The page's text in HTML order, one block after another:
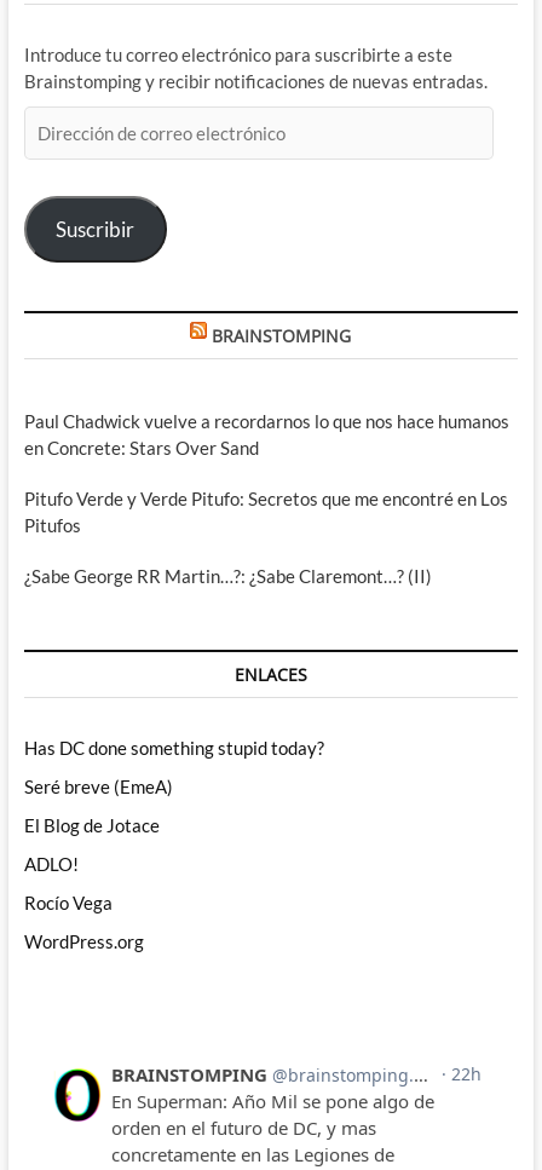
Introduce tu correo electrónico para suscribirte a este
Brainstomping y recibir notificaciones de nuevas entradas.
de
electrónico
Suscribir
BRAINSTOMPING
Paul Chadwick vuelve a recordarnos lo que nos hace humanos
en Concrete: Stars Over Sand
Pitufo Verde y Verde Pitufo: Secretos que me encontré en Los
Pitufos
¿Sabe George RR Martin…?: ¿Sabe Claremont…? (II)
ENLACES
Has DC done something stupid today?
Seré breve (EmeA)
El Blog de Jotace
ADLO!
Rocío Vega
WordPress.org